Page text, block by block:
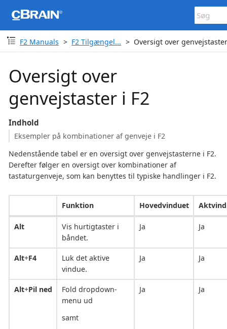
F2 Manuals F2 Tilgængel... Oversigt over
Oversigt over
genvejstaster i F2
Indhold
Eksempler på kombinationer af genveje i F2
Nedenstående tabel er en oversigt over genvejstasterne i F2.
Derefter følger en oversigt over kombinationer af
tastaturgenveje, som kan benyttes til typiske handlinger i F2.
Funktion Hovedvinduet
Alt
Vis hurtigtaster i
båndet.
Ja Ja
Alt+F4
Luk det aktive
vindue.
Ja Ja
Alt+Pil ned
Fold dropdown-
menu ud
samt
Ja Ja